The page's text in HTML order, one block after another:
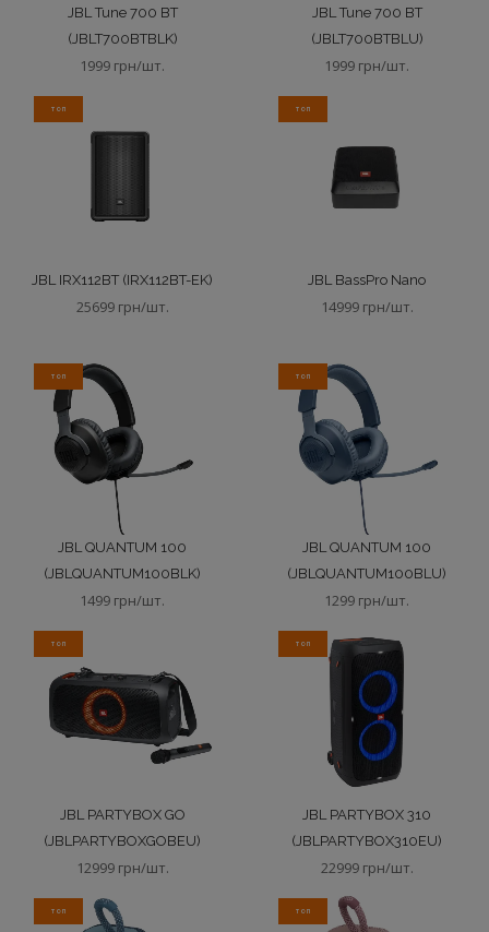
JBL Tune 700 BT
(JBLT700BTBLK)
1999 грн/шт.
JBL Tune 700 BT
(JBLT700BTBLU)
1999 грн/шт.
ТОП
JBL IRX112BT (IRX112BT-EK)
25699 грн/шт.
ТОП
JBL BassPro Nano
14999 грн/шт.
ТОП
JBL QUANTUM 100
(JBLQUANTUM100BLK)
1499 грн/шт.
ТОП
JBL QUANTUM 100
(JBLQUANTUM100BLU)
1299 грн/шт.
ТОП
JBL PARTYBOX GO
(JBLPARTYBOXGOBEU)
12999 грн/шт.
ТОП
JBL PARTYBOX 310
(JBLPARTYBOX310EU)
22999 грн/шт.
ТОП ТОП